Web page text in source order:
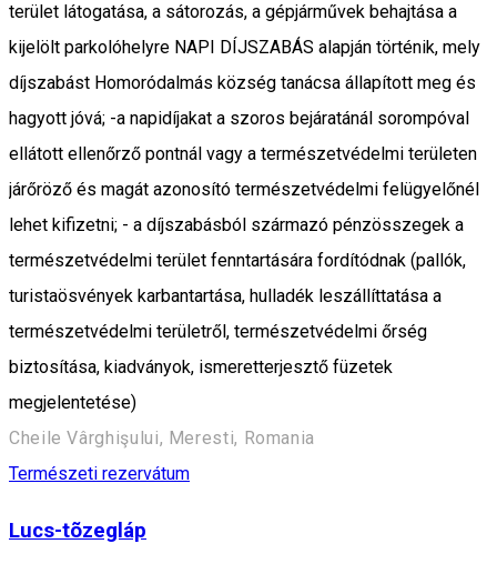
terület látogatása, a sátorozás, a gépjárművek behajtása a
kijelölt parkolóhelyre NAPI DÍJSZABÁS alapján történik, mely
díjszabást Homoródalmás község tanácsa állapított meg és
hagyott jóvá; -a napidíjakat a szoros bejáratánál sorompóval
ellátott ellenőrző pontnál vagy a természetvédelmi területen
járőröző és magát azonosító természetvédelmi felügyelőnél
lehet kifizetni; - a díjszabásból származó pénzösszegek a
természetvédelmi terület fenntartására fordítódnak (pallók,
turistaösvények karbantartása, hulladék leszállíttatása a
természetvédelmi területről, természetvédelmi őrség
biztosítása, kiadványok, ismeretterjesztő füzetek
megjelentetése)
Cheile Vârghişului, Meresti, Romania
Természeti rezervátum
Lucs-tõzegláp